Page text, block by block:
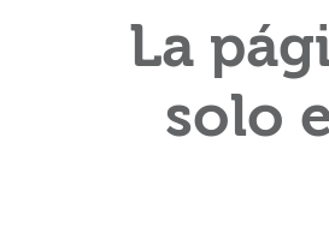
La
solo